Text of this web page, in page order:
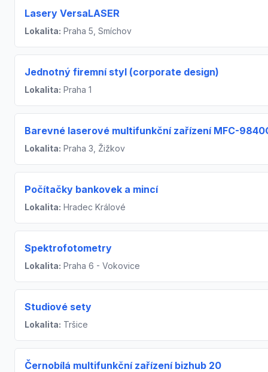
Lasery VersaLASER
Lokalita: Praha 5, Smíchov
Jednotný firemní styl (corporate design)
Lokalita: Praha 1
Barevné laserové multifunkční zařízení MFC-
Lokalita: Praha 3, Žižkov
Počítačky bankovek a mincí
Lokalita: Hradec Králové
Spektrofotometry
Lokalita: Praha 6 - Vokovice
Studiové sety
Lokalita: Tršice
Černobílá multifunkční zařízení bizhub 20